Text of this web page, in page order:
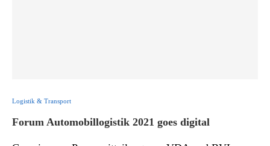
Logistik & Transport
Forum Automobillogistik 2021 goes digital